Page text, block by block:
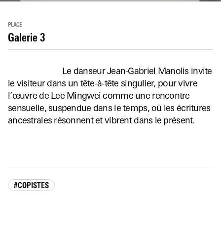
PLACE
Galerie 3
Le danseur Jean-Gabriel Manolis invite
le visiteur dans un tête-à-tête singulier, pour vivre
l’œuvre de Lee Mingwei comme une rencontre
sensuelle, suspendue dans le temps, où les écritures
ancestrales résonnent et vibrent dans le présent.
#COPISTES